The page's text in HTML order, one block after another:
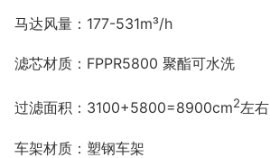
马达风量： 177-531m³/h
滤芯材质： FPPR5800 聚酯可水洗
过滤面积： 3100+5800=8900cm2左右
车架材质：塑钢车架